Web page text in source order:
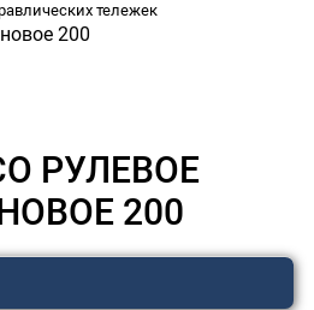
тележек
200
РУЛЕВОЕ
200